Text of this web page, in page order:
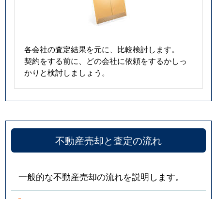
各会社の査定結果を元に、比較検討します。
契約をする前に、どの会社に依頼をするかしっ
かりと検討しましょう。
不動産売却と査定の流れ
一般的な不動産売却の流れを説明します。